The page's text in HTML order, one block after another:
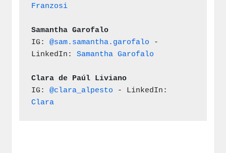
Franzosi
Samantha Garofalo
IG: @sam.samantha.garofalo -
LinkedIn: Samantha Garofalo
Clara de Paúl Liviano
IG: @clara_alpesto
Clara